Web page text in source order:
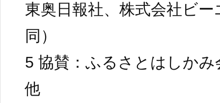
東奥日報社、株式会社ビ
同）
5 協賛：ふるさとはしか
他